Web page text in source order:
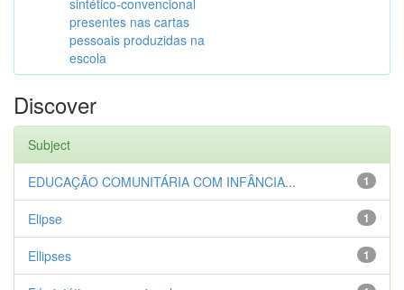
sintético-convencional
presentes nas cartas
pessoais produzidas na
escola
Discover
Subject
1
EDUCAÇÃO COMUNITÁRIA COM INFÂNCIA...
1
Elipse
1
Ellipses